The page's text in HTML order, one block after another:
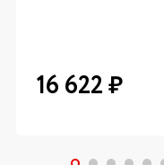
16 622₽